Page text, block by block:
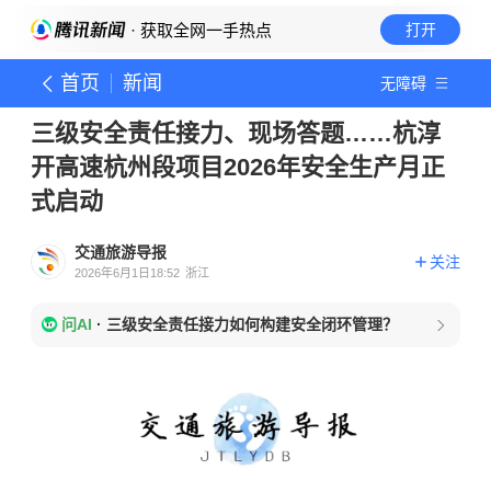
· 获取全网一手热点 打开
首页 新闻 无障碍
三级安全责任接力、现场答题……杭淳
开高速杭州段项目2026年安全生产月正
式启动
交通旅游导报
2026年6月1日18:52 浙江
关注
问AI · 三级安全责任接力如何构建安全闭环管理？